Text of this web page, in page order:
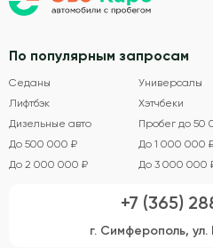
По популярным запросам
Седаны Универсалы
Лифтбэк
Хэтчбеки
Дизельные авто
Пробег до 50
До 500 000 ₽
До 1 000 000
До 2 000 000 ₽
До 3 000 000
+7 (365)
г. Симферополь,